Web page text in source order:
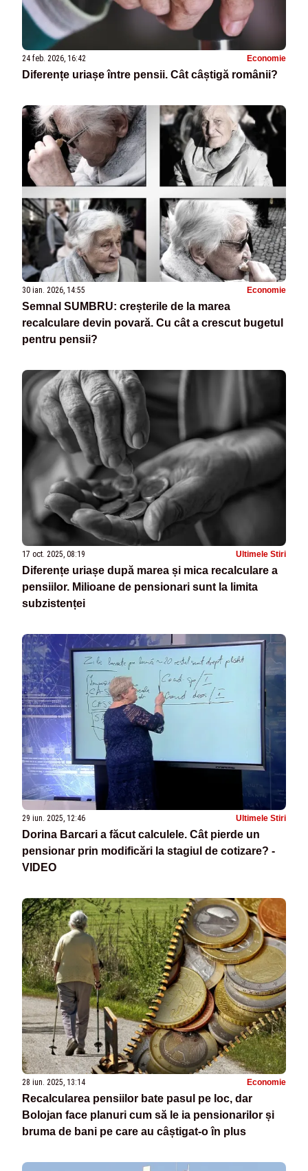
24 feb. 2026, 16:42 Economie
Diferențe uriașe între pensii. Cât câștigă românii?
30 ian. 2026, 14:55 Economie
Semnal SUMBRU: creșterile de la marea
recalculare devin povară. Cu cât a crescut bugetul
pentru pensii?
17 oct. 2025, 08:19 Ultimele Stiri
Diferențe uriașe după marea și mica recalculare a
pensiilor. Milioane de pensionari sunt la limita
subzistenței
29 iun. 2025, 12:46 Ultimele Stiri
Dorina Barcari a făcut calculele. Cât pierde un
pensionar prin modificări la stagiul de cotizare? -
VIDEO
28 iun. 2025, 13:14 Economie
Recalcularea pensiilor bate pasul pe loc, dar
Bolojan face planuri cum să le ia pensionarilor și
bruma de bani pe care au câștigat-o în plus